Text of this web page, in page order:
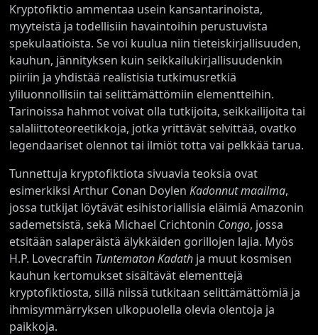
Kryptofiktio ammentaa usein kansantarinoista,
myyteistä ja todellisiin havaintoihin perustuvista
spekulaatioista. Se voi kuulua niin tieteiskirjallisuuden,
kauhun, jännityksen kuin seikkailukirjallisuudenkin
piiriin ja yhdistää realistisia tutkimusretkiä
yliluonnollisiin tai selittämättömiin elementteihin.
Tarinoissa hahmot voivat olla tutkijoita, seikkailijoita tai
salaliittoteoreetikkoja, jotka yrittävät selvittää, ovatko
legendaariset olennot tai ilmiöt totta vai pelkkää tarua.
Tunnettuja kryptofiktiota sivuavia teoksia ovat
esimerkiksi Arthur Conan DoylenKadonnut maailma,
jossa tutkijat löytävät esihistoriallisia eläimiä Amazonin
sademetsistä, sekä Michael Crichtonin Congo, jossa
etsitään salaperäistä älykkäiden gorillojen lajia. Myös
H.P. Lovecraftin Tuntematon Kadath ja muut kosmisen
kauhun kertomukset sisältävät elementtejä
kryptofiktiosta, sillä niissä tutkitaan selittämättömiä ja
ihmisymmärryksen ulkopuolella olevia olentoja ja
paikkoja.